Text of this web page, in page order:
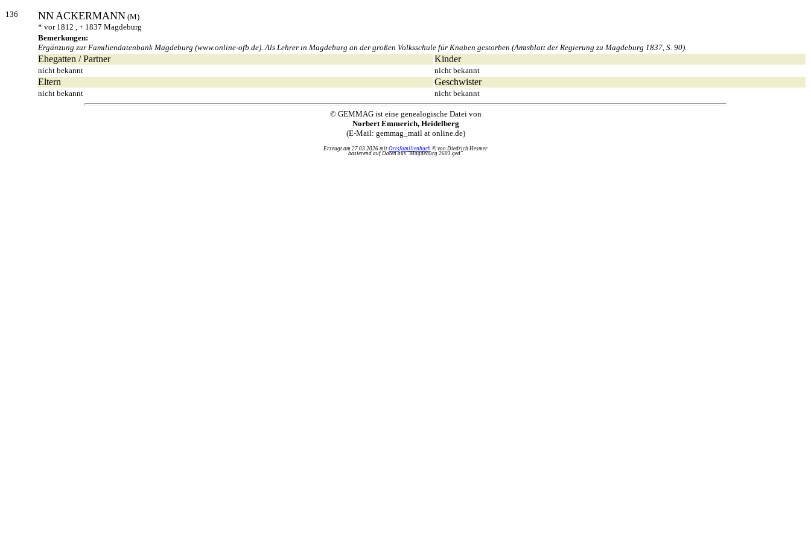
136 NNACKERMANN (M)
* vor 1812 , + 1837 Magdeburg
Bemerkungen:
Ergänzung zur Familiendatenbank Magdeburg (www.online-ofb.de). Als Lehrer in Magdeburg an der großen Volksschule für Knaben gestorben (Amtsblatt der Regierung zu Magdeburg 1837, S. 90).
Ehegatten / Partner Kinder
nicht bekannt nicht bekannt
Eltern Geschwister
nicht bekannt nicht bekannt
© GEMMAG ist eine genealogische Datei von
Norbert Emmerich, Heidelberg
(E-Mail: gemmag_mail at online.de)
Erzeugt am 27.03.2026 mit Ortsfamilienbuch © von Diedrich Hesmer
basierend auf Daten aus "Magdeburg 2603.ged"